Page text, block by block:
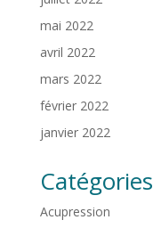
mai 2022
avril 2022
mars 2022
février 2022
janvier 2022
Catégories
Acupression